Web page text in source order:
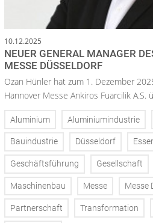
10.12.2025
NEUER GENERAL MANAGER
MESSE DÜSSELDORF
Ozan Hünler hat zum 1. Dezember
Hannover Messe Ankiros Fuarcilik A.S.
Aluminium Aluminiumindustrie
Bauindustrie Düsseldorf
Geschäftsführung Gesellschaft
Maschinenbau Messe Messe
Partnerschaft Transformation